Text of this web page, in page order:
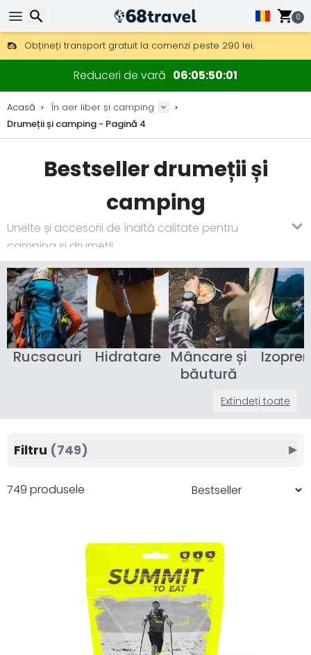
0
Obțineți transport gratuit la comenzi peste 290 lei.
DHL Express peste noapte, de asemenea, disponibil.
30 zile pentru retur, 90 zile pentru hărți din lemn și decorațiuni.
Reduceri de vară 06055000
Acasă
În aer liber și camping
Drumeții și camping - Pagină 4
Bestseller drumeții și
camping
Unelte și accesorii de înaltă calitate pentru
camping și drumeții.
Rucsacuri Hidratare Mâncare și
băutură
Extindeți toate
749 produsele
Filtru (749) ▶
Căutare